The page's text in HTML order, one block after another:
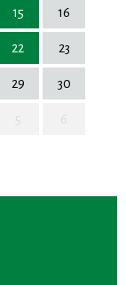
15 16
22 23
29 30